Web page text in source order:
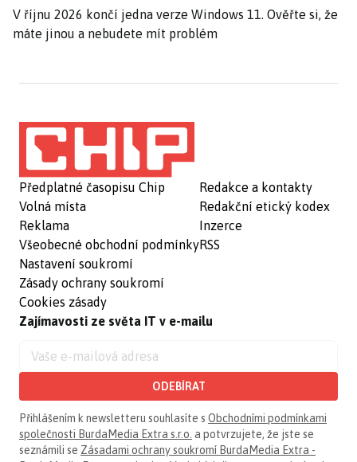
V říjnu 2026 končí jedna verze Windows 11. Ověřte si, že
máte jinou a nebudete mít problém
Předplatné časopisu Chip
Volná místa
Reklama
Všeobecné obchodní podmínky
Nastavení soukromí
Zásady ochrany soukromí
Cookies zásady
Redakce a kontakty
Redakční etický kodex
Inzerce
RSS
Zajímavosti ze světa IT v e-mailu
ODEBÍRAT
Přihlášením k newsletteru souhlasíte s Obchodními podmínkami
společnosti BurdaMedia Extra s.r.o. a potvrzujete, že jste se
seznámili se Zásadami ochrany soukromí BurdaMedia Extra -